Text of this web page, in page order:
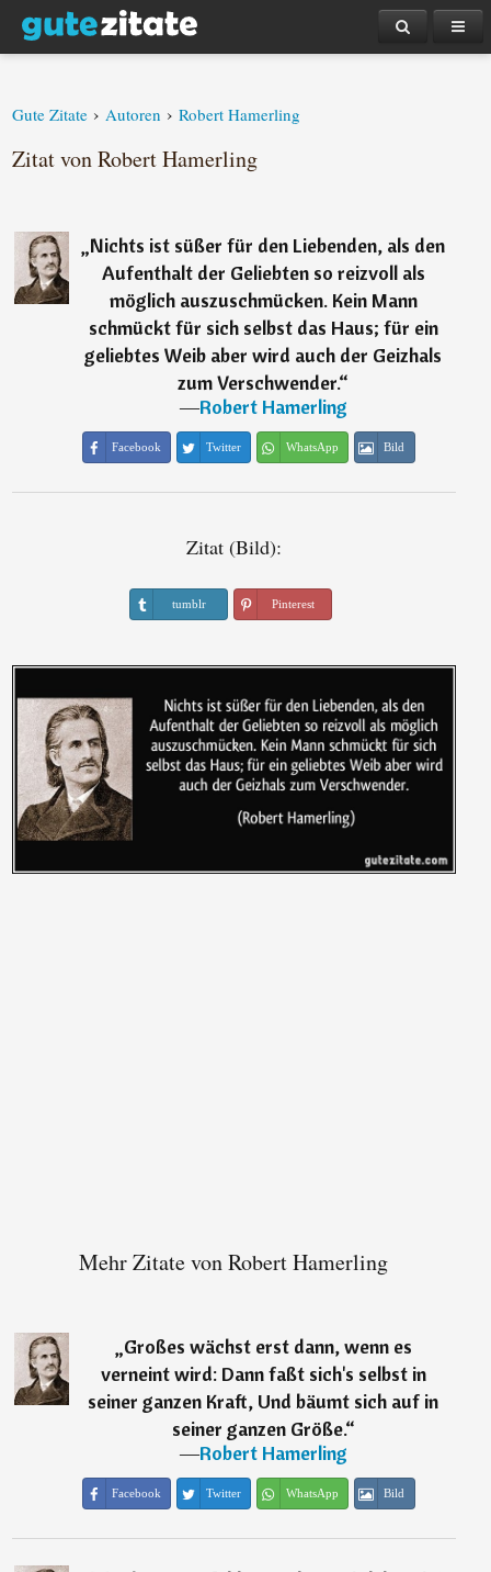
Gute Zitate › Autoren › Robert Hamerling
Zitat von Robert Hamerling
„Nichts ist süßer für den Liebenden, als den
Aufenthalt der Geliebten so reizvoll als
möglich auszuschmücken. Kein Mann
schmückt für sich selbst das Haus; für ein
geliebtes Weib aber wird auch der Geizhals
zum Verschwender.“
―Robert Hamerling
Facebook Twitter WhatsApp Bild
Zitat (Bild):
tumblr Pinterest
Mehr Zitate von Robert Hamerling
„Großes wächst erst dann, wenn es
verneint wird: Dann faßt sich's selbst in
seiner ganzen Kraft, Und bäumt sich auf in
seiner ganzen Größe.“
―Robert Hamerling
Facebook Twitter WhatsApp Bild